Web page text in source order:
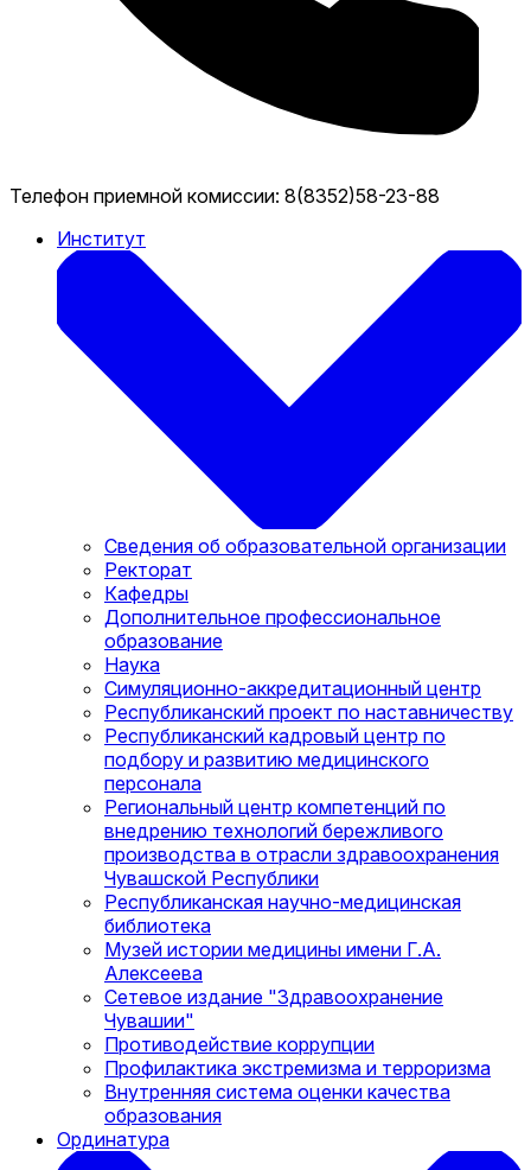
Телефон приемной комиссии: 8(8352)58-23-88
Институт
Сведения об образовательной организации
Ректорат
Кафедры
Дополнительное профессиональное
образование
Наука
Симуляционно-аккредитационный центр
Республиканский проект по наставничеству
Республиканский кадровый центр по
подбору и развитию медицинского
персонала
Региональный центр компетенций по
внедрению технологий бережливого
производства в отрасли здравоохранения
Чувашской Республики
Республиканская научно-медицинская
библиотека
Музей истории медицины имени Г.А.
Алексеева
Сетевое издание "Здравоохранение
Чувашии"
Противодействие коррупции
Профилактика экстремизма и терроризма
Внутренняя система оценки качества
образования
Ординатура